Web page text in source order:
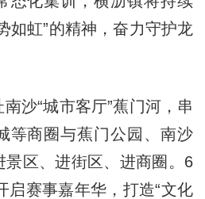
如虹”的精神，奋力守护龙
“城市客厅”蕉门河，串
等商圈与蕉门公园、南沙
景区、进街区、进商圈。6
启赛事嘉年华，打造“文化